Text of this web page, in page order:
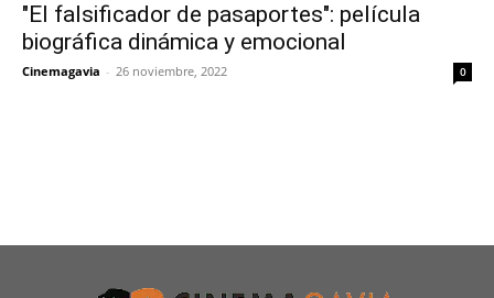
"El falsificador de pasaportes": película
biográfica dinámica y emocional
Cinemagavia - 26 noviembre, 2022 0